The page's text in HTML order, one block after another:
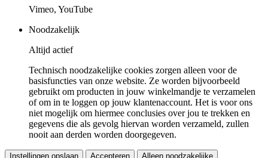
Vimeo, YouTube
Noodzakelijk
Altijd actief
Technisch noodzakelijke cookies zorgen alleen voor de
basisfuncties van onze website. Ze worden bijvoorbeeld
gebruikt om producten in jouw winkelmandje te verzamelen
of om in te loggen op jouw klantenaccount. Het is voor ons
niet mogelijk om hiermee conclusies over jou te trekken en
gegevens die als gevolg hiervan worden verzameld, zullen
nooit aan derden worden doorgegeven.
Instellingen opslaan Accepteren Alleen noodzakelijke